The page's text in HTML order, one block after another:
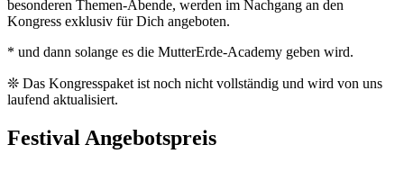
besonderen Themen-Abende, werden im Nachgang an den
Kongress exklusiv für Dich angeboten.
* und dann solange es die MutterErde-Academy geben wird.
❊ Das Kongresspaket ist noch nicht vollständig und wird von uns
laufend aktualisiert.
Festival Angebotspreis